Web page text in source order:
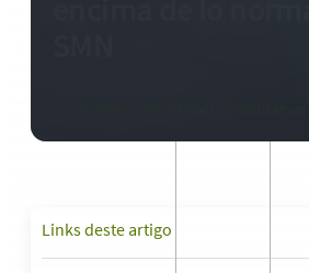
Links deste artigo